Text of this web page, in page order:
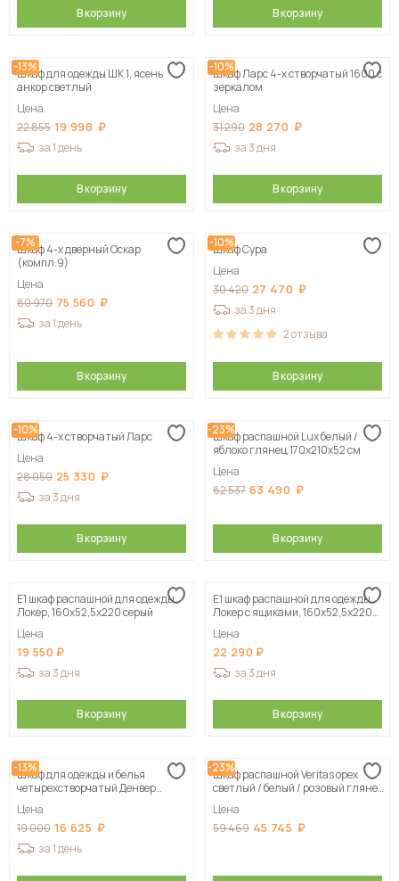
В корзину В корзину
-13%
Шкаф для одежды ШК 1, ясень
анкор светлый
Цена
22 855 19 998
за 1 день
В корзину
-10%
Шкаф Ларс 4-х створчатый 1600 с
зеркалом
Цена
31 290 28 270
за 3 дня
В корзину
-7%
Шкаф 4-х дверный Оскар
(компл.9)
Цена
80 970 75 560
за 1 день
В корзину
-10%
Шкаф Сура
Цена
30 420 27 470
за 3 дня
2отзыва
В корзину
-10%
Шкаф 4-х створчатый Ларс
Цена
28 050 25 330
за 3 дня
В корзину
-23%
Шкаф распашной Lux белый /
яблоко глянец 170х210х52 см
Цена
82 537 63 490
В корзину
Е1 шкаф распашной для одежды
Локер, 160х52,5х220 серый
Цена
19 550
за 3 дня
В корзину
Е1 шкаф распашной для одежды
Локер с ящиками, 160х52,5х220
Цена
22 290
за 3 дня
В корзину
-13%
Шкаф для одежды и белья
четырехстворчатый Денвер
Цена
19 000 16 625
за 1 день
-23%
Шкаф распашной Veritas орех
светлый / белый / розовый глянец
Цена
59 469 45 745